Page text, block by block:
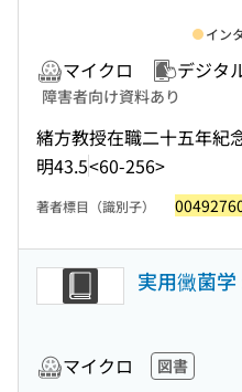
マイクロ デジタ
障害者向け資料あり
緒方教授在職二十五年紀
明43.5<60-256>
イン
著者標目（識別子）
実用黴菌学
マイクロ 図書